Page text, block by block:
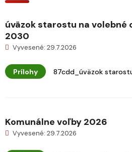
úväzok starostu na volebné
2030
Vyvesené: 29.7.2026
Prílohy 87cdd_úväzok
Komunálne voľby 2026
Vyvesené: 29.7.2026